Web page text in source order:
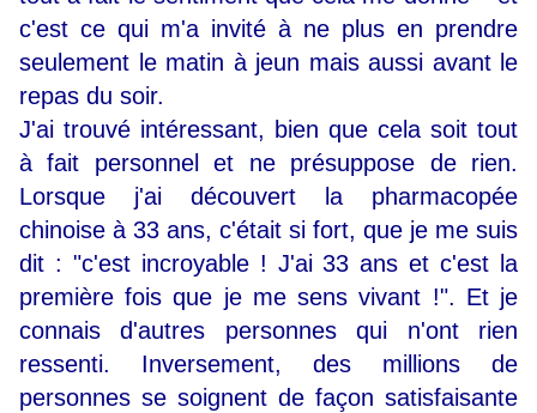
c'est ce qui m'a invité à ne plus en prendre
seulement le matin à jeun mais aussi avant le
repas du soir.
J'ai trouvé intéressant, bien que cela soit tout
à fait personnel et ne présuppose de rien.
Lorsque j'ai découvert la pharmacopée
chinoise à 33 ans, c'était si fort, que je me suis
dit : "c'est incroyable ! J'ai 33 ans et c'est la
première fois que je me sens vivant !". Et je
connais d'autres personnes qui n'ont rien
ressenti. Inversement, des millions de
personnes se soignent de façon satisfaisante